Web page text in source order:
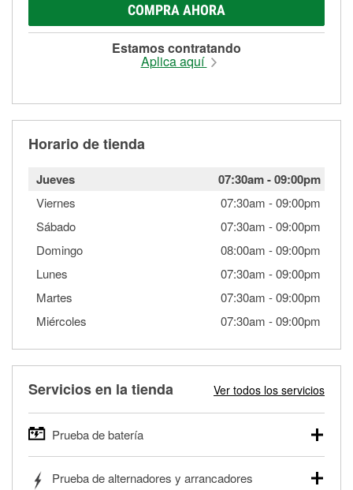
COMPRA AHORA
Estamos contratando
Aplica aquí
Horario de tienda
Jueves 07:30am-09:00pm
Viernes 07:30am -09:00pm
Sábado
07:30am -09:00pm
Domingo
08:00am -09:00pm
Lunes
07:30am -09:00pm
Martes
07:30am -09:00pm
Miércoles
07:30am -09:00pm
Servicios en la tienda Ver todos los servicios
Prueba de batería
autos, camionetas, SUVs, vehículos comerciales y
Prueba de alternadores y arrancadores